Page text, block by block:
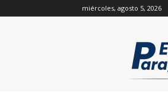
miércoles, agosto 5, 2026